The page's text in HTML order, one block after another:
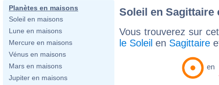
Planètes en maisons
Soleil en maisons
Lune en maisons
Mercure en maisons
Vénus en maisons
Mars en maisons
Jupiter en maisons
Soleil en Sagittaire
Vous trouverez sur
le Soleil en Sagittaire
en